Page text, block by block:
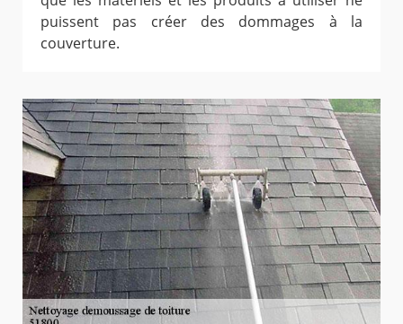
puissent pas créer des dommages à la
couverture.